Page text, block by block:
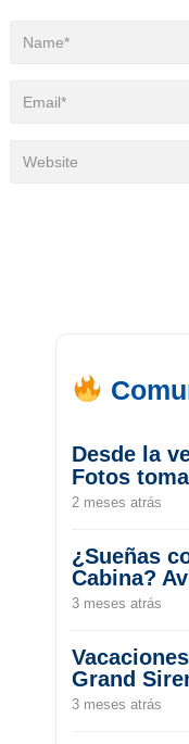
Desde la
Fotos
2 meses atrás
¿Sueñas
Cabina?
3 meses atrás
Grand
3 meses atrás